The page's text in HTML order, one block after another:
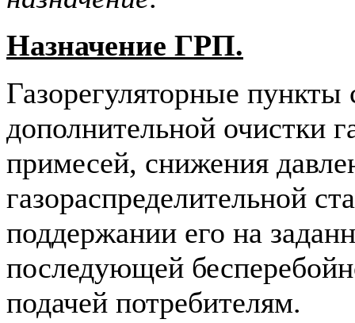
Назначение ГРП.
Газорегуляторные пункты
дополнительной очистки
примесей, снижения
газораспределительной
поддержании его на
последующей
подачей потребителям.